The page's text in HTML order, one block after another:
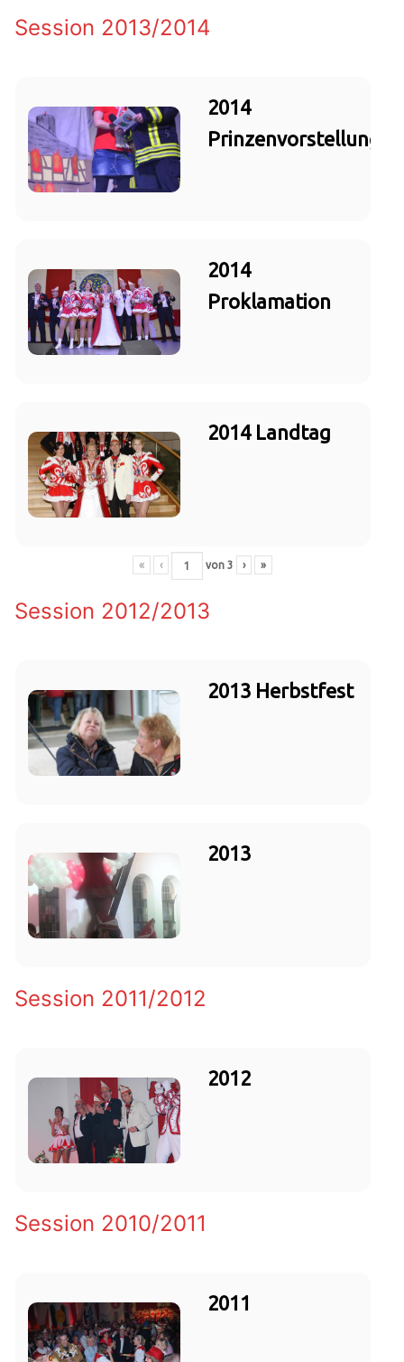
Session 2013/2014
2014
Prinzenvorstellung
2014
Proklamation
2014 Landtag
« ‹ von 3 › »
Session 2012/2013
2013 Herbstfest
2013
Session 2011/2012
2012
Session 2010/2011
2011